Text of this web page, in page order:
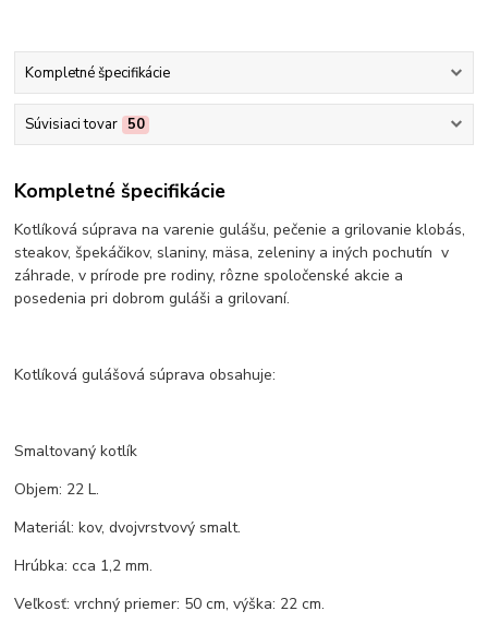
Kompletné špecifikácie
Súvisiaci tovar 50
Kompletné špecifikácie
Kotlíková súprava na varenie gulášu, pečenie a grilovanie klobás,
steakov, špekáčikov, slaniny, mäsa, zeleniny a iných pochutín v
záhrade, v prírode pre rodiny, rôzne spoločenské akcie a
posedenia pri dobrom guláši a grilovaní.
Kotlíková gulášová súprava obsahuje:
Smaltovaný kotlík
Objem: 22 L.
Materiál: kov, dvojvrstvový smalt.
Hrúbka: cca 1,2 mm.
Veľkosť: vrchný priemer: 50 cm, výška: 22 cm.